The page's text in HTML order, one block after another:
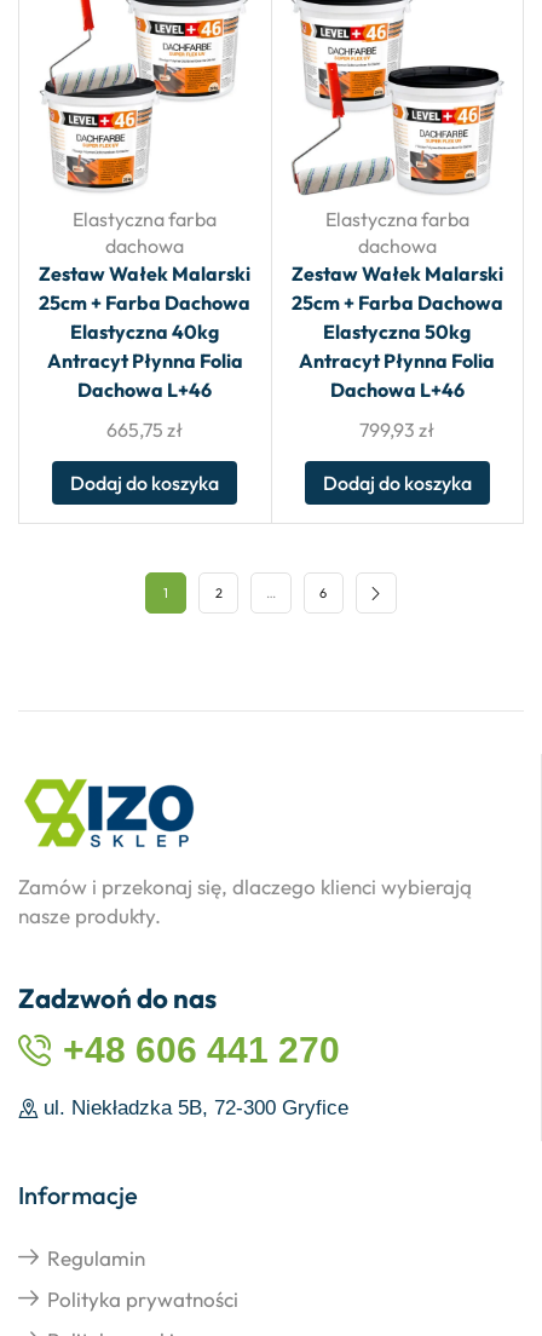
Elastyczna farba
dachowa
Zestaw Wałek Malarski
25cm + Farba Dachowa
Elastyczna 40kg
Antracyt Płynna Folia
Dachowa L+46
665,75zł
Dodaj do koszyka
Elastyczna farba
dachowa
Zestaw Wałek Malarski
25cm + Farba Dachowa
Elastyczna 50kg
Antracyt Płynna Folia
Dachowa L+46
799,93zł
Dodaj do koszyka
1 2 … 6
Zamów i przekonaj się, dlaczego klienci wybierają
nasze produkty.
Zadzwoń do nas
+48 606 441 270
ul. Niekładzka 5B, 72-300 Gryfice
Informacje
Regulamin
Polityka prywatności